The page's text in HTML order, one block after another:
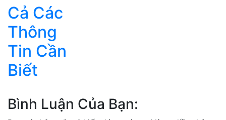
Cả Các
Thông
Tin Cần
Biết
Bình Luận Của Bạn: